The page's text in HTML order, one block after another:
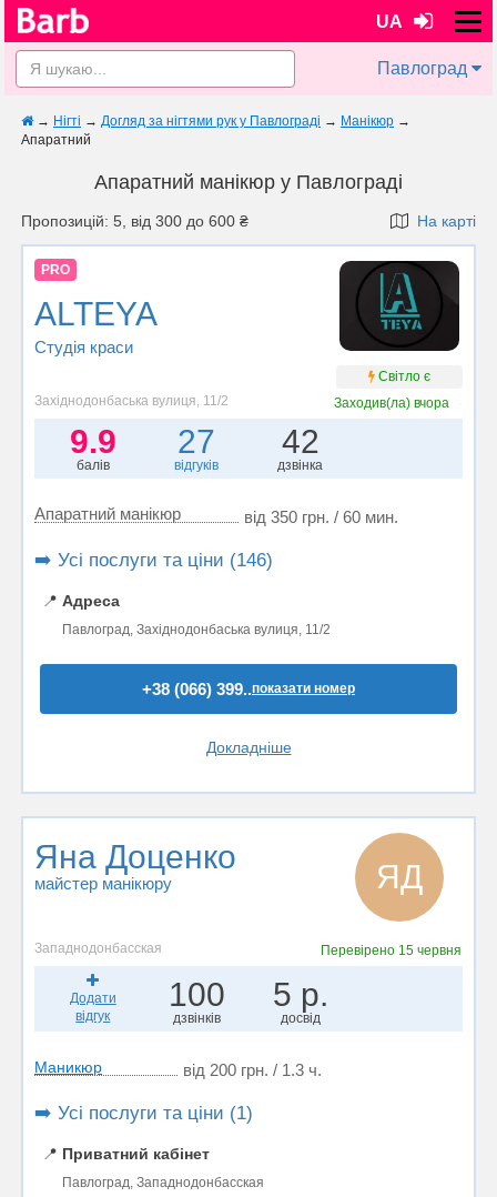
UA
Павлоград
→ Нігті → Догляд за нігтями рук у Павлограді → Манікюр →
Апаратний
Апаратний манікюр у Павлограді
Пропозицій: 5, від 300 до 600 ₴ На карті
PRO
ALTEYA
Студія краси
Світло є
Західнодонбаська вулиця, 11/2
Заходив(ла) вчора
9.9
балів
27
відгуків
42
дзвінка
Апаратний манікюр від 350 грн. / 60 мин.
➡️ Усі послуги та ціни (146)
📍 Адреса
Павлоград, Західнодонбаська вулиця, 11/2
+38 (066) 399..показати номер
Докладніше
Яна Доценко
майстер манікюру ЯД
Западнодонбасская Перевірено 15 червня
Додати
відгук
100
дзвінків
5 р.
досвід
Маникюр від 200 грн. / 1.3 ч.
➡️ Усі послуги та ціни (1)
📍 Приватний кабінет
Павлоград, Западнодонбасская